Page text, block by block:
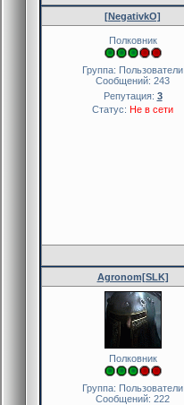
[NegativkO]
Полковник
Группа: Пользователи
Сообщений: 243
Репутация: 3
Статус: Не в сети
Agronom[SLK]
Полковник
Группа: Пользователи
Сообщений: 222